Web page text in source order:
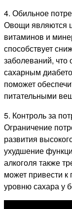
4. Обильное
Овощи являются
витаминов и
способствует
заболеваний,
сахарным
поможет
питательными
5. Контроль за
Ограничение
развития
ухудшение
алкоголя также
может привести
уровню сахара у